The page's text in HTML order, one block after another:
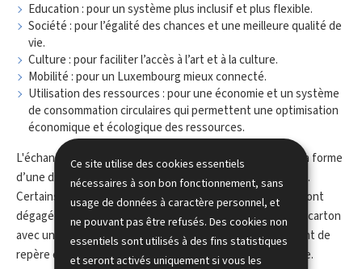
Ce site utilise des cookies essentiels
nécessaires à son bon fonctionnement, sans
usage de données à caractère personnel, et
ne pouvant pas être refusés. Des cookies non
essentiels sont utilisés à des fins statistiques
et seront activés uniquement si vous les
Education : pour un système plus inclusif et plus flexible.
Société : pour l’égalité des chances et une meilleure qualité de
vie.
Culture : pour faciliter l’accès à l’art et à la culture.
Mobilité : pour un Luxembourg mieux connecté.
Utilisation des ressources : pour une économie et un système
de consommation circulaires qui permettent une optimisation
économique et écologique des ressources.
L'échange de vues entre les députés et les jeunes a pris la forme
d’une discussion ouverte sur chaque thématique abordée.
Certains députés ont ensuite «adopté» des idées qui se sont
dégagées de la rencontre, représentées sous forme d’un carton
avec une pensée manuscrite, et qui doit leur servir de point de
repère et les guider dans leurs travaux futurs à la Chambre.